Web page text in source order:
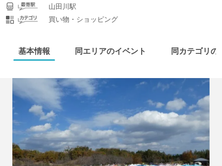
山田川駅
買い物・ショッピング
基本情報 同エリアのイベント 同カテゴリの